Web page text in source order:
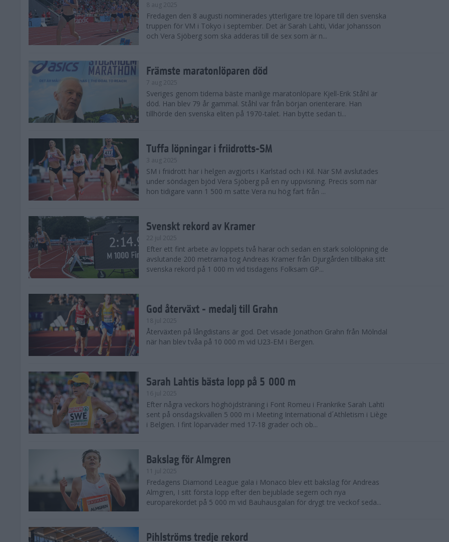
8 aug 2025
Fredagen den 8 augusti nominerades ytterligare tre löpare till den svenska
truppen för VM i Tokyo i september. Det är Sarah Lahti, Vidar Johansson
och Vera Sjöberg som ska adderas till de sex som är n...
Främste maratonlöparen död
7 aug 2025
Sveriges genom tiderna bäste manlige maratonlöpare Kjell-Erik Ståhl är
död. Han blev 79 år gammal. Ståhl var från början orienterare. Han
tillhörde den svenska eliten på 1970-talet. Han bytte sedan ti...
Tuffa löpningar i friidrotts-SM
3 aug 2025
SM i friidrott har i helgen avgjorts i Karlstad och i Kil. När SM avslutades
under söndagen bjöd Vera Sjöberg på en ny uppvisning. Precis som när
hon tidigare vann 1 500 m satte Vera nu hög fart från ...
Svenskt rekord av Kramer
22 jul 2025
Efter ett fint arbete av loppets två harar och sedan en stark sololöpning de
avslutande 200 metrarna tog Andreas Kramer från Djurgården tillbaka sitt
svenska rekord på 1 000 m vid tisdagens Folksam GP...
God återväxt - medalj till Grahn
18 jul 2025
Återväxten på långdistans är god. Det visade Jonathon Grahn från Mölndal
när han blev tvåa på 10 000 m vid U23-EM i Bergen.
Sarah Lahtis bästa lopp på 5 000 m
16 jul 2025
Efter några veckors höghöjdsträning i Font Romeu i Frankrike Sarah Lahti
sent på onsdagskvällen 5 000 m i Meeting International d´Athletism i Liège
i Belgien. I fint löparväder med 17-18 grader och ob...
Bakslag för Almgren
11 jul 2025
Fredagens Diamond League gala i Monaco blev ett bakslag för Andreas
Almgren, I sitt första lopp efter den bejublade segern och nya
europarekordet på 5 000 m vid Bauhausgalan för drygt tre veckof seda...
Pihlströms tredje rekord